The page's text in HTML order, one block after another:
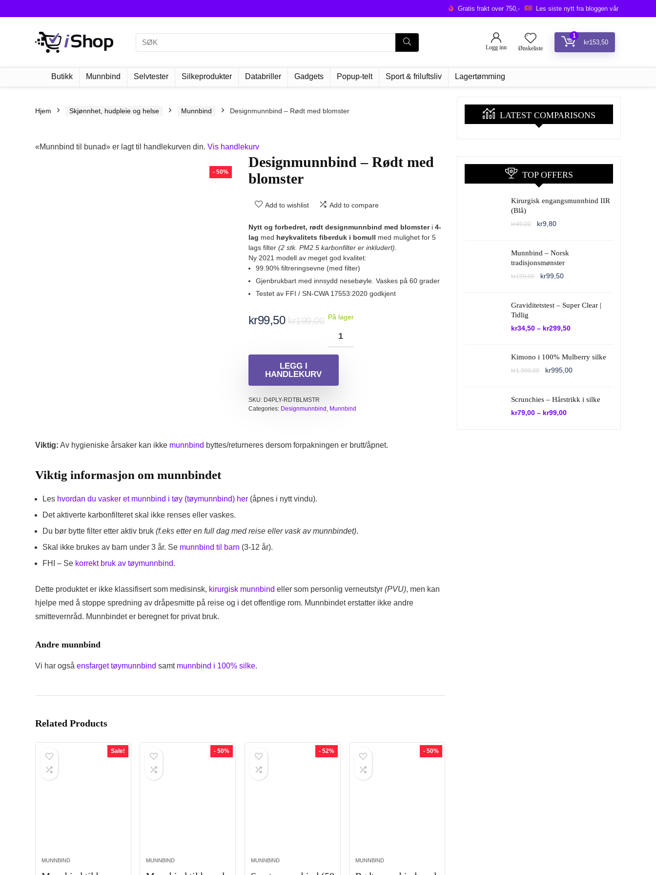
Gratis frakt over 750,- Les siste nytt fra bloggen vår
Logg inn Ønskeliste
1
kr153,50
Butikk Munnbind Selvtester Silkeprodukter Databriller Gadgets Popup-telt Sport & friluftsliv Lagertømming
Hjem Skjønnhet, hudpleie og helse Munnbind Designmunnbind – Rødt med blomster
«Munnbind til bunad» er lagt til handlekurven din. Vis handlekurv
- 50%
Designmunnbind – Rødt med
blomster
Add to wishlist Add to compare
Nytt og forbedret, rødt designmunnbind med blomsteri4-
lag med høykvalitets fiberduk i bomull med mulighet for 5
lags filter (2 stk. PM2.5 karbonfilter er inkludert)
Ny 2021 modell av meget god kvalitet:
99.90% filtreringsevne (med filter)
Gjenbrukbart med innsydd nesebøyle. Vaskes på 60 grader
Testet av FFI / SN-CWA 17553:2020 godkjent
kr199,00 Opprinnelig
pris
var:
kr99,50
Nåværende
pris
er:
På lager
LEGG I
HANDLEKURV
SKU: D4PLY-RDTBLMSTR
Categories: Designmunnbind , Munnbind
Viktig: Av hygieniske årsaker kan ikke munnbind byttes/returneres dersom forpakningen er brutt/åpnet.
Viktig informasjon om munnbindet
Les hvordan du vasker et munnbind i tøy (tøymunnbind) her (åpnes i nytt vindu).
Det aktiverte karbonfilteret skal ikke renses eller vaskes.
Du bør bytte filter etter aktiv bruk (f.eks etter en full dag med reise eller vask av munnbindet).
Skal ikke brukes av barn under 3 år. Se munnbind til barn (3-12 år).
FHI – Se korrekt bruk av tøymunnbind.
Dette produktet er ikke klassifisert som medisinsk, kirurgisk munnbind eller som personlig verneutstyr (PVU), men kan
hjelpe med å stoppe spredning av dråpesmitte på reise og i det offentlige rom. Munnbindet erstatter ikke andre
smittevernråd. Munnbindet er beregnet for privat bruk.
Andre munnbind
Vi har også ensfarget tøymunnbind samt munnbind i 100% silke.
Related Products
Sale!
MUNNBIND
- 50%
MUNNBIND
- 52%
MUNNBIND
- 50%
MUNNBIND
LATEST COMPARISONS
TOP OFFERS
Kirurgisk engangsmunnbind IIR
(Blå)
kr49,00
Opprinnelig
kr9,80Nåværende
Munnbind – Norsk
tradisjonsmønster
kr199,00
Opprinnelig
kr99,50Nåværende
Graviditetstest – Super Clear |
Tidlig
kr34,50 – kr299,50
Kimono i 100% Mulberry silke
kr1.990,00
Opprinnelig
kr995,00Nåværende
Scrunchies – Hårstrikk i silke
kr79,00 – kr99,00